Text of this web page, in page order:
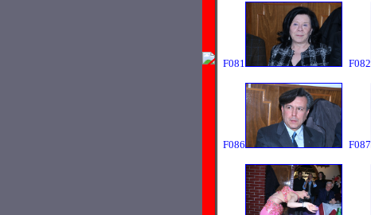
F081 F082
F086 F087